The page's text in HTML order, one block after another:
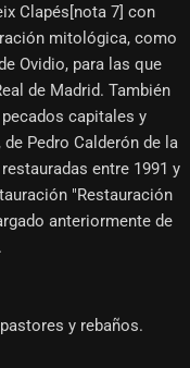
Clapés[nota 7]​ con
mitológica, como
Ovidio, para las que
de Madrid. También
capitales y
, de Pedro Calderón de la
entre 1991 y
"Restauración
anteriormente de
y rebaños.